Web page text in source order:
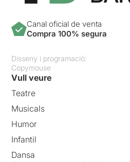
Canal oficial de venta
Compra 100% segura
Disseny i programació:
Copymouse
Vull veure
Teatre
Musicals
Humor
Infantil
Dansa